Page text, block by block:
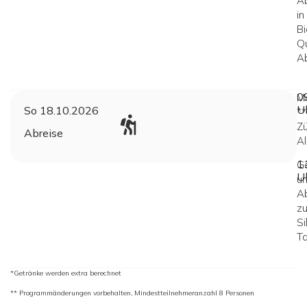
in
So 18.10.2026
Abreise
**
*Getränke werden extra berechnet
** Programmänderungen vorbehalten, Mindestteilnehmeranzahl 8 Personen